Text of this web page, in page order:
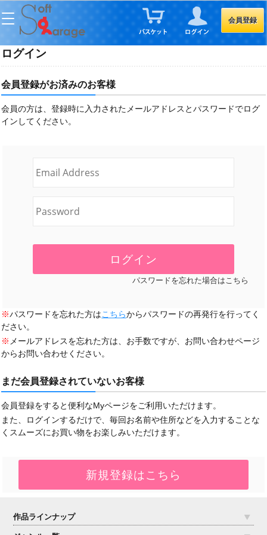
会員登録
ログイン
会員登録がお済みのお客様
会員の方は、登録時に入力されたメールアドレスとパスワードでログ
インしてください。
パスワードを忘れた場合はこちら
※パスワードを忘れた方はこちらからパスワードの再発行を行ってく
ださい。
※ メールアドレスを忘れた方は、お手数ですが、お問い合わせページ
からお問い合わせください。
まだ会員登録されていないお客様
会員登録をすると便利なMyページをご利用いただけます。
また、ログインするだけで、毎回お名前や住所などを入力することな
くスムーズにお買い物をお楽しみいただけます。
作品ラインナップ